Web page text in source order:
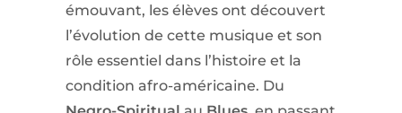
émouvant, les élèves ont découvert
l’évolution de cette musique et son
rôle essentiel dans l’histoire et la
condition afro-américaine. Du